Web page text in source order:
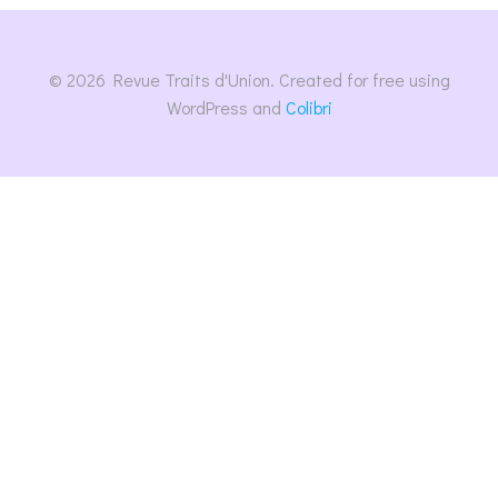
© 2026 Revue Traits d'Union. Created for free using
WordPress and Colibri